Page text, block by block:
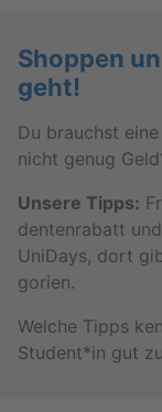
Shop­pen
geht!
Du brauchst
nicht genug
Un­se­re Tipps:
den­ten­ra­batt
Uni­Days, dort
go­ri­en.
Wel­che Tipps
Stu­dent*in gut